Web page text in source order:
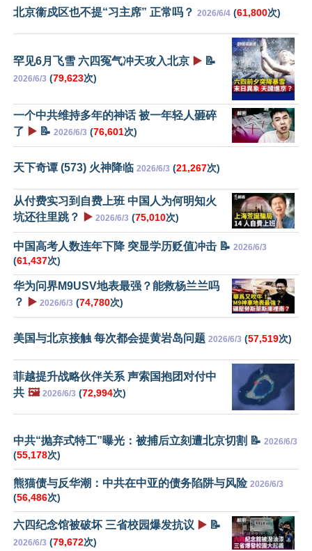
北京衞戍区也不提“习主席” 正常吗？ 2026/6/4 (61,800次)
罕见6月飞雪 六四冤气冲天攻入北京 ▶️ 📝
2026/6/3 (79,623次)
一个中共维持多年的神话 被一年轻人砸碎
了 ▶️ 📝 2026/6/3 (76,601次)
天下奇谭 (573) 火神降临 2026/6/3 (21,267次)
从付费实习到自费上班 中国人为何明知火
坑还往里跳？
▶️ 2026/6/3 (75,010次)
中国高考人数连年下降 突显学历贬值冲击 📝 2026/6/3
(61,437次)
华为问界M9USV地表最强？能救杨兰兰吗
？
▶️ 2026/6/3 (74,780次)
美国与北京接触 每次都会提黄岩岛问题 2026/6/3 (57,519次)
菲越提升战略伙伴关系 声索国抱团对付中
共 🖼️ 2026/6/3 (72,994次)
中共“抛弃式特工”曝光：被捕后立刻遭北京切割 📝 2026/6/3
(55,178次)
熊猫债与反华潮：中共在中亚的债务陷阱与风险 2026/6/3
(56,486次)
六四纪念馆被破坏 三省校园爆发抗议 ▶️ 📝
2026/6/3 (79,672次)